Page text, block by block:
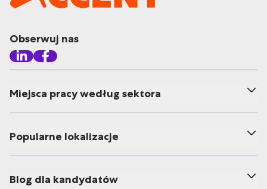
Obserwuj nas
Miejsca pracy według sektora
Popularne lokalizacje
Blog dla kandydatów